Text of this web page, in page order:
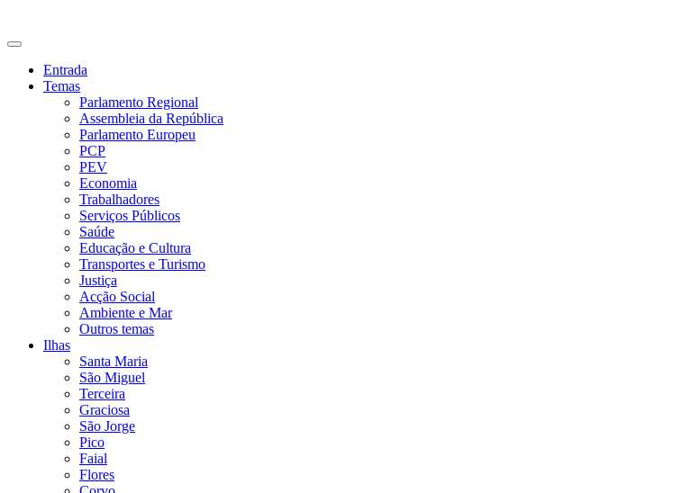
Entrada
Temas
Parlamento Regional
Assembleia da República
Parlamento Europeu
PCP
PEV
Economia
Trabalhadores
Serviços Públicos
Saúde
Educação e Cultura
Transportes e Turismo
Justiça
Acção Social
Ambiente e Mar
Outros temas
Ilhas
Santa Maria
São Miguel
Terceira
Graciosa
São Jorge
Pico
Faial
Flores